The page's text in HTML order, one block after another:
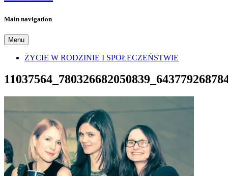
Main navigation
Menu
ŻYCIE W RODZINIE I SPOŁECZEŃSTWIE